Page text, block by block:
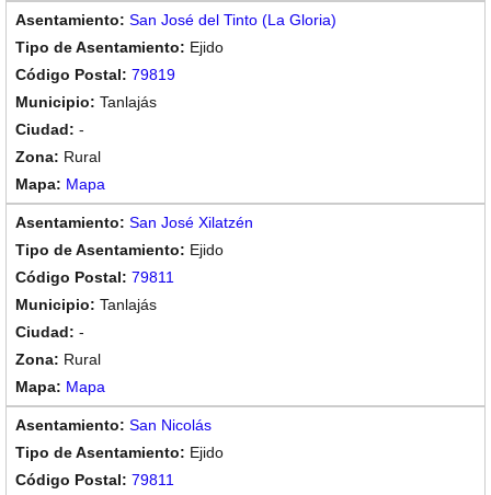
San José del Tinto (La Gloria)
Ejido
79819
Tanlajás
-
Rural
Mapa
San José Xilatzén
Ejido
79811
Tanlajás
-
Rural
Mapa
San Nicolás
Ejido
79811